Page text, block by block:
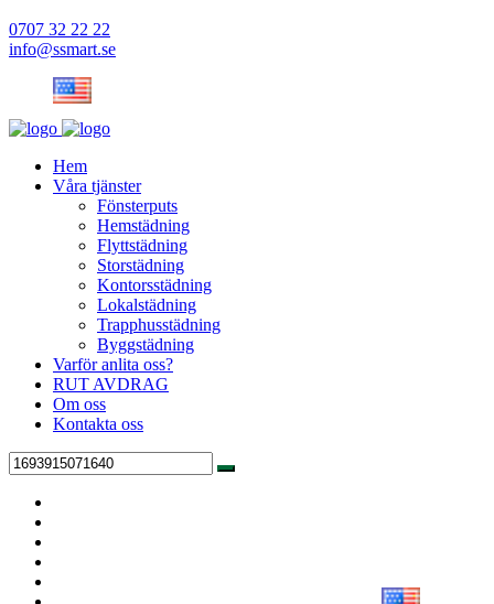
0707 32 22 22
info@ssmart.se
Hem
Våra tjänster
Fönsterputs
Hemstädning
Flyttstädning
Storstädning
Kontorsstädning
Lokalstädning
Trapphusstädning
Byggstädning
Varför anlita oss?
RUT AVDRAG
Om oss
Kontakta oss